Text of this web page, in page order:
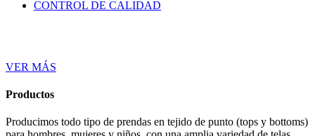
CONTROL DE CALIDAD
VER MÁS
Productos
Producimos todo tipo de prendas en tejido de punto (tops y bottoms)